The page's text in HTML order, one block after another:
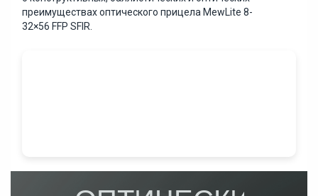
преимуществах оптического прицела MewLite 8-
32×56 FFP SFIR.